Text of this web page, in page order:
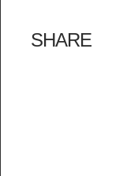
SHARE